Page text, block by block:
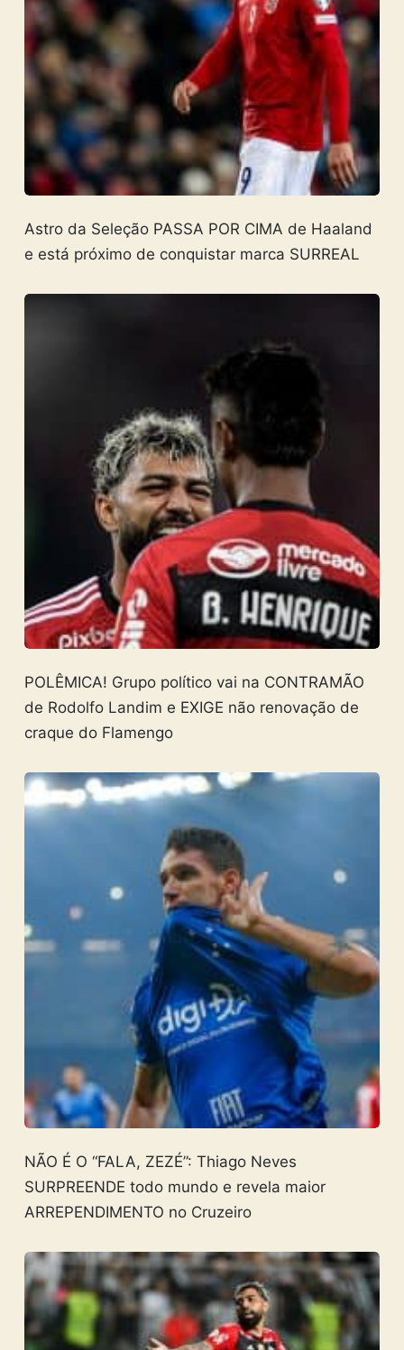
Astro da Seleção PASSA POR CIMA de Haaland
e está próximo de conquistar marca SURREAL
POLÊMICA! Grupo político vai na CONTRAMÃO
de Rodolfo Landim e EXIGE não renovação de
craque do Flamengo
NÃO É O “FALA, ZEZÉ”: Thiago Neves
SURPREENDE todo mundo e revela maior
ARREPENDIMENTO no Cruzeiro